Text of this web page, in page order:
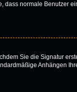
normale Benutzer
Sie die Signatur
Anhängen